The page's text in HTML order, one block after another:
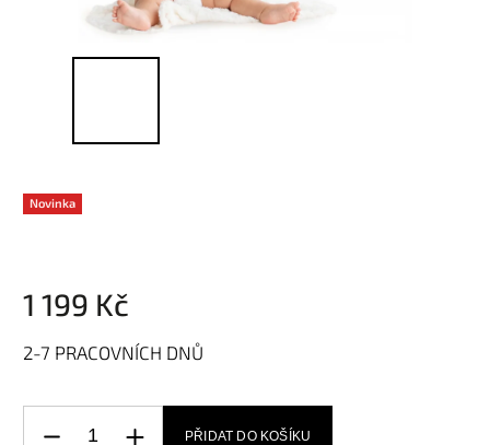
Novinka
1 199 Kč
2-7 PRACOVNÍCH DNŮ
PŘIDAT DO KOŠÍKU